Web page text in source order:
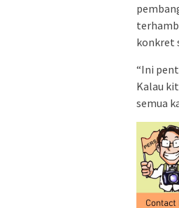
konkret
“Ini
Kalau
semua